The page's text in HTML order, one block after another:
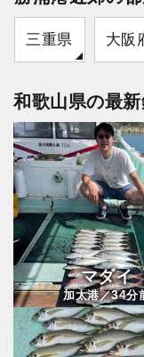
三重県 大阪
和歌山県の最
マダイ
加太港／34分